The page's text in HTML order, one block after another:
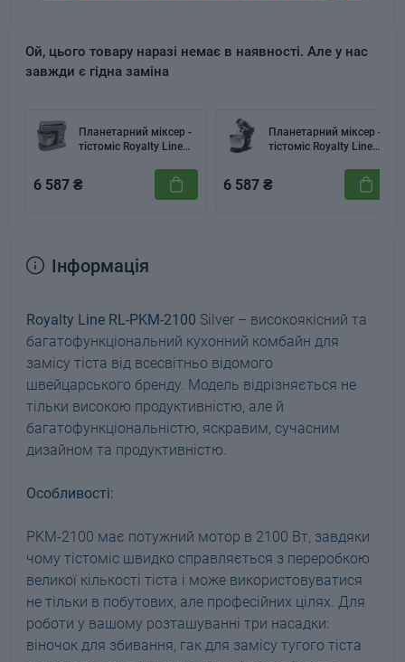
Ой, цього товару наразі немає в наявності. Але у нас
завжди є гідна заміна
Планетарний міксер -
тістоміс Royalty Line
6 587 ₴
Планетарний міксер -
тістоміс Royalty Line
6 587 ₴
Інформація
Royalty Line RL-PKM-2100 Silver – високоякісний та
багатофункціональний кухонний комбайн для
замісу тіста від всесвітньо відомого
швейцарського бренду. Модель відрізняється не
тільки високою продуктивністю, але й
багатофункціональністю, яскравим, сучасним
дизайном та продуктивністю.
Особливості:
PKM-2100 має потужний мотор в 2100 Вт, завдяки
чому тістоміс швидко справляється з переробкою
великої кількості тіста і може використовуватися
не тільки в побутових, але професійних цілях. Для
роботи у вашому розташуванні три насадки:
віночок для збивання, гак для замісу тугого тіста